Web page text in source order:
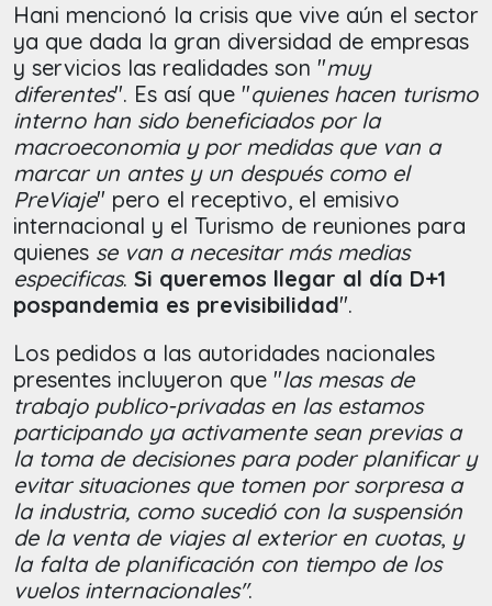
Hani mencionó la crisis que vive aún el sector
ya que dada la gran diversidad de empresas
y servicios las realidades son "muy
diferentes". Es así que "quienes hacen turismo
interno han sido beneficiados por la
macroeconomia y por medidas que van a
marcar un antes y un después como el
PreViaje" pero el receptivo, el emisivo
internacional y el Turismo de reuniones para
quienes se van a necesitar más medias
especificas. Si queremos llegar al día D+1
pospandemia es previsibilidad".
Los pedidos a las autoridades nacionales
presentes incluyeron que "las mesas de
trabajo publico-privadas en las estamos
participando ya activamente sean previas a
la toma de decisiones para poder planificar y
evitar situaciones que tomen por sorpresa a
la industria, como sucedió con la suspensión
de la venta de viajes al exterior en cuotas, y
la falta de planificación con tiempo de los
vuelos internacionales".